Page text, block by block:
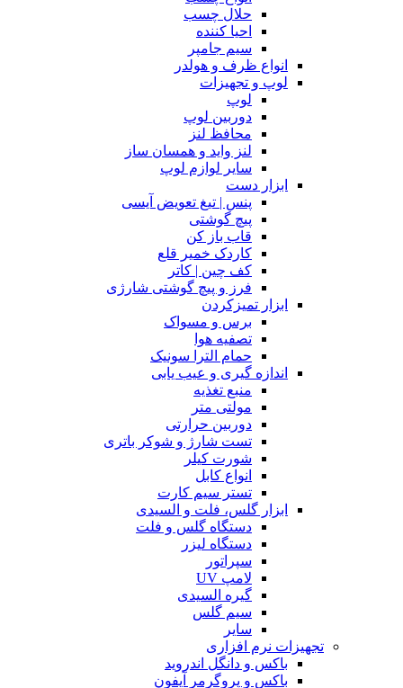
حلال چسب
احیا کننده
سیم جامپر
انواع ظرف و هولدر
لوپ و تجهیزات
لوپ
دوربین لوپ
محافظ لنز
لنز واید و همسان ساز
سایر لوازم لوپ
ابزار دست
پنس | تیغ تعویض آیسی
پیچ گوشتی
قاب باز کن
کاردک خمیر قلع
کف چین | کاتر
فرز و پیچ گوشتی شارژی
ابزار تمیزکردن
برس و مسواک
تصفیه هوا
حمام الترا سونیک
اندازه گیری و عیب یابی
منبع تغذیه
مولتی متر
دوربین حرارتی
تست شارژ و شوکر باتری
شورت کیلر
انواع کابل
تستر سیم کارت
ابزار گلس، فلت و السیدی
دستگاه گلس و فلت
دستگاه لیزر
سپراتور
لامپ UV
گیره السیدی
سیم گلس
سایر
تجهیزات نرم افزاری
باکس و دانگل اندروید
باکس و پروگرمر آیفون